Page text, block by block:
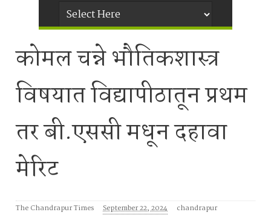
कोमल चन्ने भौतिकशास्त्र
विषयात विद्यापीठातून प्रथम
तर बी.एससी मधून दहावा
मेरिट
The Chandrapur Times September 22, 2024 chandrapur